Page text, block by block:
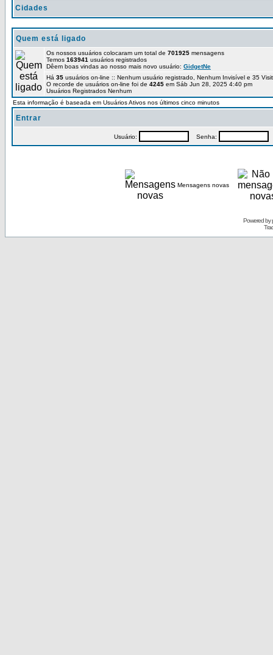
Cidades
Quem está ligado
Os nossos usuários colocaram um total de 701925 mensagens
Temos 163941 usuários registrados
Dêem boas vindas ao nosso mais novo usuário: GidgetNe
Há 35 usuários on-line :: Nenhum usuário registrado, Nenhum Invisível e 35
O recorde de usuários on-line foi de 4245 em Sáb Jun 28, 2025 4:40 pm
Usuários Registrados Nenhum
Esta informação é baseada em Usuários Ativos nos últimos cinco minutos
Entrar
Usuário: Senha:
Mensagens novas
Powered by